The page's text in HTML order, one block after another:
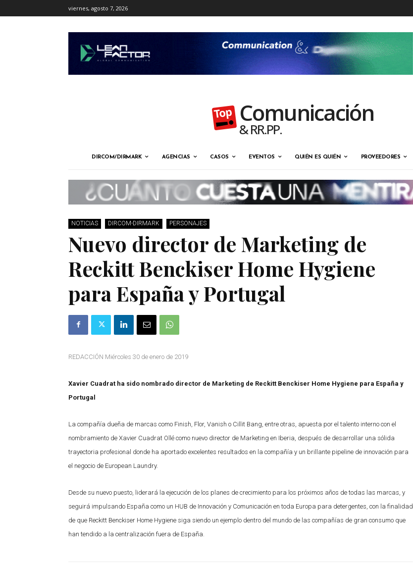
viernes, agosto 7, 2026
Comunicación
& RR.PP.
DIRCOM/DIRMARK AGENCIAS CASOS EVENTOS QUIÉN ES QUIÉN PROVEEDORES
NOTICIAS DIRCOM-DIRMARK PERSONAJES
Nuevo director de Marketing de
Reckitt Benckiser Home Hygiene
para España y Portugal
REDACCIÓN Miércoles 30 de enero de 2019
Xavier Cuadrat ha sido nombrado director de Marketing de Reckitt Benckiser Home Hygiene para España y
Portugal
La compañía dueña de marcas como Finish, Flor, Vanish o Cillit Bang, entre otras, apuesta por el talento interno con el
nombramiento de Xavier Cuadrat Ollé como nuevo director de Marketing en Iberia, después de desarrollar una sólida
trayectoria profesional donde ha aportado excelentes resultados en la compañía y un brillante pipeline de innovación para
el negocio de European Laundry.
Desde su nuevo puesto, liderará la ejecución de los planes de crecimiento para los próximos años de todas las marcas, y
seguirá impulsando España como un HUB de Innovación y Comunicación en toda Europa para detergentes, con la finalidad
de que Reckitt Benckiser Home Hygiene siga siendo un ejemplo dentro del mundo de las compañías de gran consumo que
han tendido a la centralización fuera de España.